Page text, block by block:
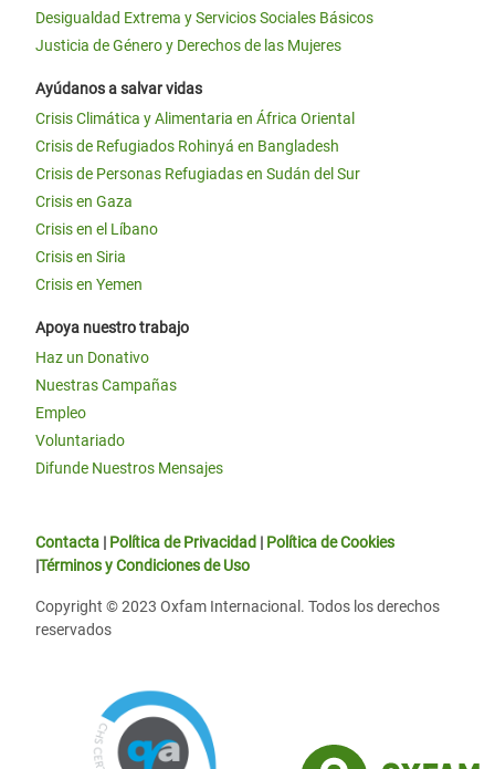
Desigualdad Extrema y Servicios Sociales Básicos
Justicia de Género y Derechos de las Mujeres
Ayúdanos a salvar vidas
Crisis Climática y Alimentaria en África Oriental
Crisis de Refugiados Rohinyá en Bangladesh
Crisis de Personas Refugiadas en Sudán del Sur
Crisis en Gaza
Crisis en el Líbano
Crisis en Siria
Crisis en Yemen
Apoya nuestro trabajo
Haz un Donativo
Nuestras Campañas
Empleo
Voluntariado
Difunde Nuestros Mensajes
Contacta | Política de Privacidad | Política de Cookies
|Términos y Condiciones de Uso
Copyright © 2023 Oxfam Internacional. Todos los derechos
reservados